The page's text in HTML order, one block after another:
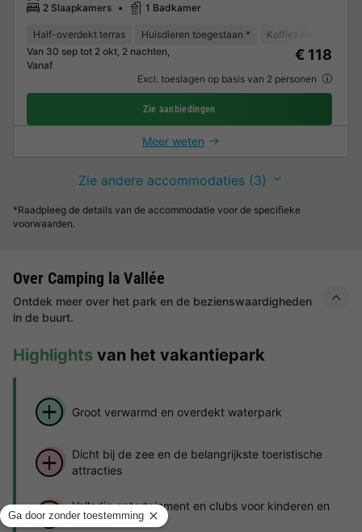
2 Slaapkamers
1 Badkamer
Half-overdekt terras Huisdieren toegestaan *
Koffiezetapparaat
Van 30 sep tot 2 okt, 2 nachten,
Vanaf
€ 118
Excl. toeslagen op basis van 2 personen
Zie aanbiedingen
Meer weten
Zie andere accommodaties (3)
*Raadpleeg de details van de accommodatie voor de specifieke
voorwaarden.
Over Camping la Vallée
Ontdek meer over het park en de bezienswaardigheden
in de buurt.
Highlights van het vakantiepark
Groot verwarmd en overdekt waterpark
Dicht bij de zee en de belangrijkste toeristische
attracties
Volledig entertainment en clubs voor kinderen en
tieners